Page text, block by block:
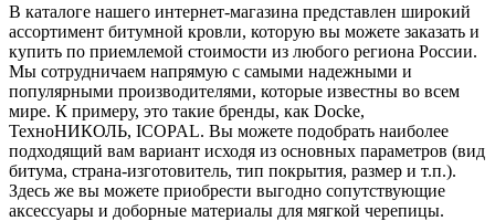
В каталоге нашего интернет-магазина представлен широкий
ассортимент битумной кровли, которую вы можете заказать и
купить по приемлемой стоимости из любого региона России.
Мы сотрудничаем напрямую с самыми надежными и
популярными производителями, которые известны во всем
мире. К примеру, это такие бренды, как Docke,
ТехноНИКОЛЬ, ICOPAL. Вы можете подобрать наиболее
подходящий вам вариант исходя из основных параметров (вид
битума, страна-изготовитель, тип покрытия, размер и т.п.).
Здесь же вы можете приобрести выгодно сопутствующие
аксессуары и доборные материалы для мягкой черепицы.